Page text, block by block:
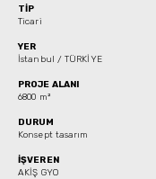
TİP
Ticari
YER
İstanbul / TÜRKİYE
PROJE ALANI
6800 m²
DURUM
Konsept tasarım
İŞVEREN
AKİŞ GYO